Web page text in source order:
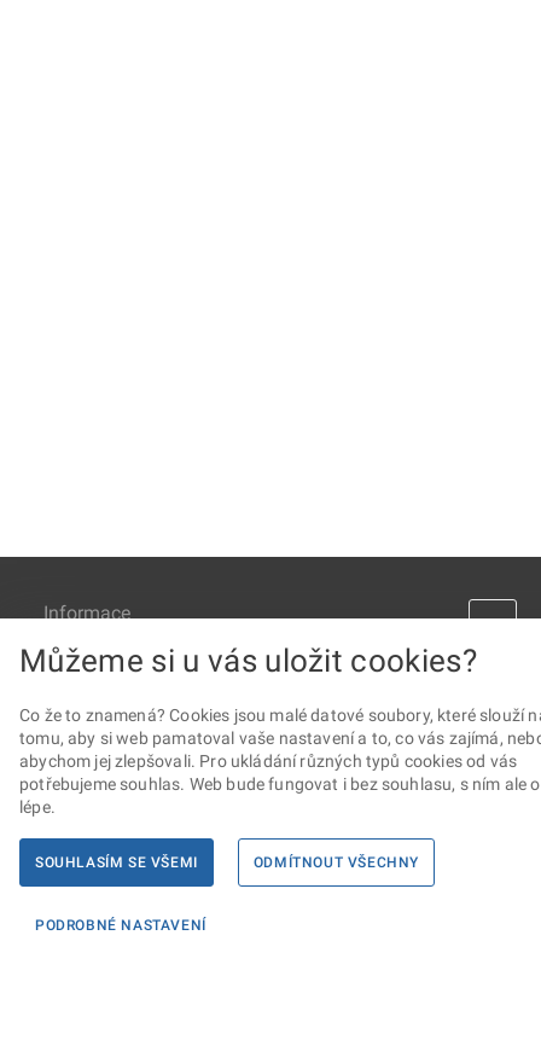
Informace
KONTAKTY PRO MÉDIA
ZPRACOVÁNÍ KONTAKTNÍCH ÚDAJŮ A COOKIES
Máte dotaz? Napište nám
Podatelna ministerstva
Můžeme si u vás uložit cookies?
Co že to znamená? Cookies jsou malé datové soubory, které slouží
tomu, aby si web pamatoval vaše nastavení a to, co vás zajímá,
abychom jej zlepšovali. Pro ukládání různých typů cookies od vás
potřebujeme souhlas. Web bude fungovat i bez souhlasu, s ním ale
lépe.
SOUHLASÍM SE VŠEMI ODMÍTNOUT VŠECHNY
PODROBNÉ NASTAVENÍ